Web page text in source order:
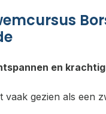
en
gezien als een